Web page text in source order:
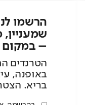
הרשמו
שמעניין,
– במקום
בריא.